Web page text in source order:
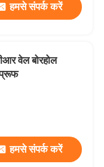
हमसे संपर्क करें
वेल बोरहोल
हमसे संपर्क करें